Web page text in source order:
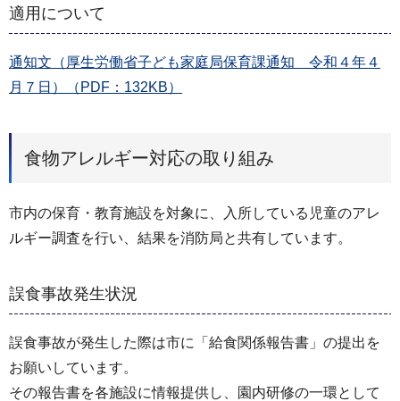
適用について
通知文（厚生労働省子ども家庭局保育課通知 令和４年４
月７日）（PDF：132KB）
食物アレルギー対応の取り組み
市内の保育・教育施設を対象に、入所している児童のアレ
ルギー調査を行い、結果を消防局と共有しています。
誤食事故発生状況
誤食事故が発生した際は市に「給食関係報告書」の提出を
お願いしています。
その報告書を各施設に情報提供し、園内研修の一環として